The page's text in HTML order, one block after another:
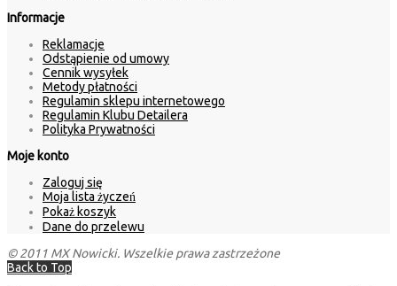
Informacje
Reklamacje
Odstąpienie od umowy
Cennik wysyłek
Metody płatności
Regulamin sklepu internetowego
Regulamin Klubu Detailera
Polityka Prywatności
Moje konto
Zaloguj się
Moja lista życzeń
Pokaż koszyk
Dane do przelewu
© 2011 MX Nowicki. Wszelkie prawa zastrzeżone
Back to Top